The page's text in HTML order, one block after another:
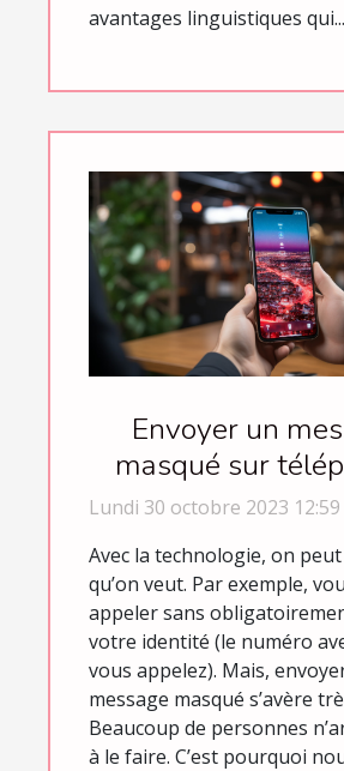
avantages linguistiques qui...
Envoyer un
masqué sur
comment s’y
Lundi 30 octobre 2023 12:59
Avec la technologie, on
qu’on veut. Par exemple,
appeler sans
votre identité (le numéro
vous appelez). Mais,
message masqué s’avère
Beaucoup de personnes
à le faire. C’est pourquoi